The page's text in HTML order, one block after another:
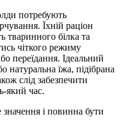
потребують
Їхній раціон
тваринного білка та
чіткого режиму
переїдання. Ідеальний
натуральна їжа, підібрана
слід забезпечити
який час.
значення і повинна бути